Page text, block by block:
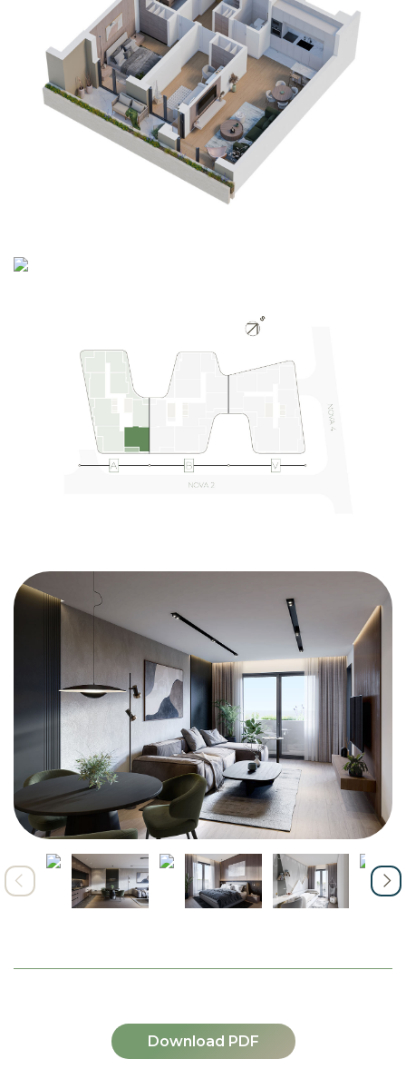
Download PDF